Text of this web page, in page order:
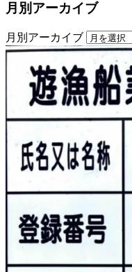
月別アーカイブ
月別アーカイブ